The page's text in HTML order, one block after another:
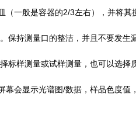
一般是容器的2/3左右），并将其
持测量口的整洁，并且不要发生
样测量或试样测量，也可以选择
会显示光谱图/数据，样品色度值